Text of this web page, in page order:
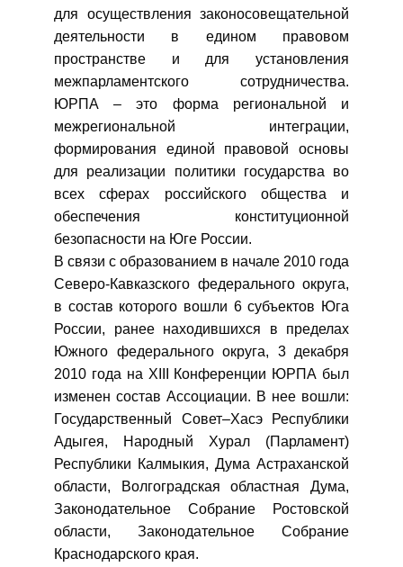
для осуществления законосовещательной
деятельности в едином правовом
пространстве и для установления
межпарламентского сотрудничества.
ЮРПА – это форма региональной и
межрегиональной интеграции,
формирования единой правовой основы
для реализации политики государства во
всех сферах российского общества и
обеспечения конституционной
безопасности на Юге России.
В связи с образованием в начале 2010 года
Северо-Кавказского федерального округа,
в состав которого вошли 6 субъектов Юга
России, ранее находившихся в пределах
Южного федерального округа, 3 декабря
2010 года на XIII Конференции ЮРПА был
изменен состав Ассоциации. В нее вошли:
Государственный Совет–Хасэ Республики
Адыгея, Народный Хурал (Парламент)
Республики Калмыкия, Дума Астраханской
области, Волгоградская областная Дума,
Законодательное Собрание Ростовской
области, Законодательное Собрание
Краснодарского края.